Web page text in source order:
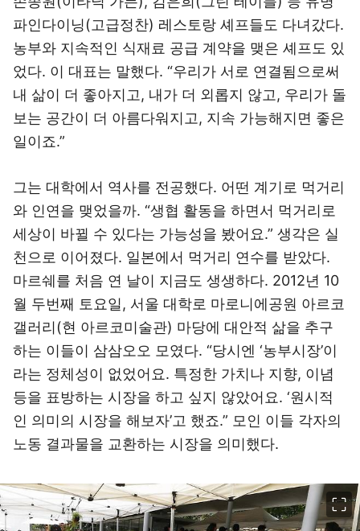
파인다이닝(고급정찬) 레스토랑 셰프들도 다녀갔다.
농부와 지속적인 식재료 공급 계약을 맺은 셰프도 있
었다. 이 대표는 말했다. “우리가 서로 연결됨으로써
내 삶이 더 좋아지고, 내가 더 외롭지 않고, 우리가 돌
보는 공간이 더 아름다워지고, 지속 가능해지면 좋은
일이죠.”
그는 대학에서 역사를 전공했다. 어떤 계기로 먹거리
와 인연을 맺었을까. “생협 활동을 하면서 먹거리로
세상이 바뀔 수 있다는 가능성을 봤어요.” 생각은 실
천으로 이어졌다. 일본에서 먹거리 연수를 받았다.
마르쉐를 처음 연 날이 지금도 생생하다. 2012년 10
월 두번째 토요일, 서울 대학로 마로니에공원 아르코
갤러리(현 아르코미술관) 마당에 대안적 삶을 추구
하는 이들이 삼삼오오 모였다. “당시엔 ‘농부시장’이
라는 정체성이 없었어요. 특정한 가치나 지향, 이념
등을 표방하는 시장을 하고 싶지 않았어요. ‘원시적
인 의미의 시장을 해보자’고 했죠.” 모인 이들 각자의
노동 결과물을 교환하는 시장을 의미했다.